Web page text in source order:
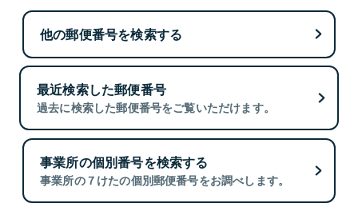
他の郵便番号を検索する
最近検索した郵便番号
過去に検索した郵便番号をご覧いただけます。
事業所の個別番号を検索する
事業所の７けたの個別郵便番号をお調べします。